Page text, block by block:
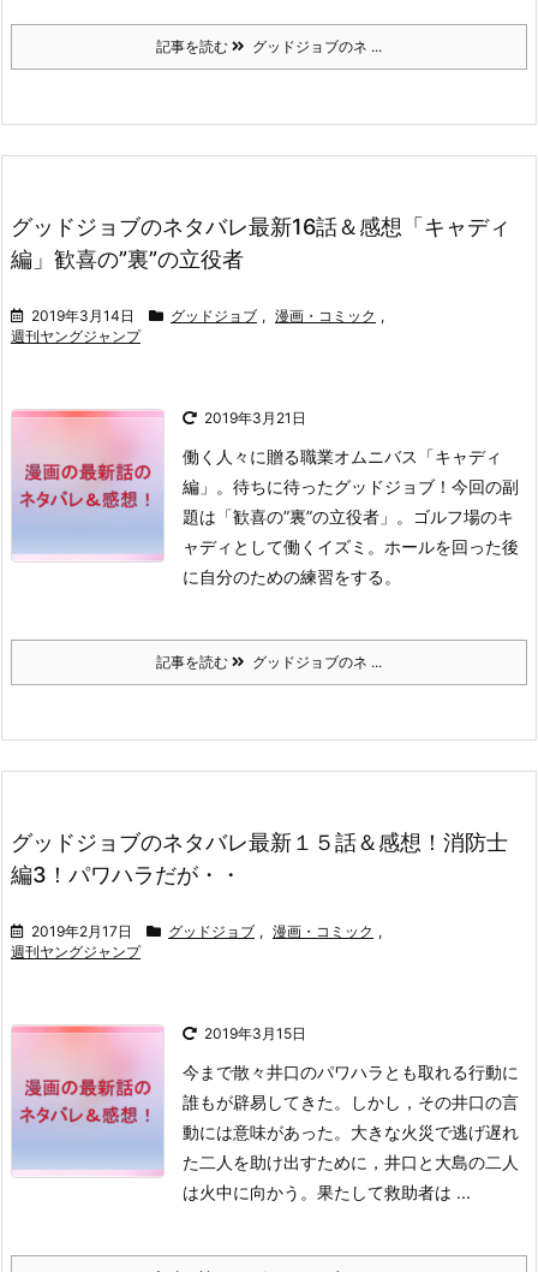
記事を読む グッドジョブのネ ...
グッドジョブのネタバレ最新16話＆感想「キャディ
編」歓喜の”裏”の立役者
2019年3月14日 グッドジョブ , 漫画・コミック ,
週刊ヤングジャンプ
2019年3月21日
働く人々に贈る職業オムニバス「キャディ
編」。 待ちに待ったグッドジョブ！今回の副
題は「歓喜の”裏”の立役者」。
ゴルフ場のキ
ャディとして働くイズミ。 ホールを回った後
に自分のための練習をする。
記事を読む グッドジョブのネ ...
グッドジョブのネタバレ最新１５話＆感想！消防士
編3！パワハラだが・・
2019年2月17日 グッドジョブ , 漫画・コミック ,
週刊ヤングジャンプ
2019年3月15日
今まで散々井口のパワハラとも取れる行動に
誰もが辟易してきた。
しかし，その井口の言
動には意味があった。 大きな火災で逃げ遅れ
た二人を助け出すために，井口と大島の二人
は火中に向かう。 果たして救助者は ...